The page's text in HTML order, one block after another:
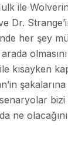
ile
Dr.
her şey
kısayken
şakalarına
ne